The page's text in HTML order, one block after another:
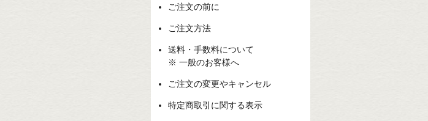
ご注文の前に
ご注文方法
送料・手数料について
※ 一般のお客様へ
ご注文の変更やキャンセル
特定商取引に関する表示